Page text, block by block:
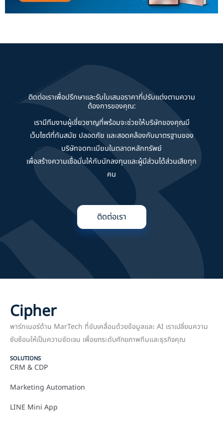
ติดต่อเราเพื่อปรึกษาและรับใบเสนอราคาที่ปรับแต่งตามความ
ต้องการของคุณ:
เรามีทีมงานผู้เชี่ยวชาญที่พร้อมจะช่วยให้บริษัทของคุณมี
เว็บไซต์ที่ทันสมัย ปลอดภัย และสอดคล้องกับมาตรฐานของ
บริษัทจดทะเบียนในตลาดหลักทรัพย์
เพื่อสร้างความเชื่อมั่นให้กับนักลงทุนและผู้มีส่วนได้ส่วนเสียทุก
คน
ติดต่อเรา
Cipher
พาร์ทเนอร์ด้าน MarTech ที่ขับเคลื่อนด้วยข้อมูลและ AI เราเปลี่ยนความ
ซับซ้อนให้เป็นความชัดเจน เพื่อยกระดับศักยภาพทีมและธุรกิจคุณ
SOLUTIONS
CRM & CDP
Marketing Automation
LINE Mini App